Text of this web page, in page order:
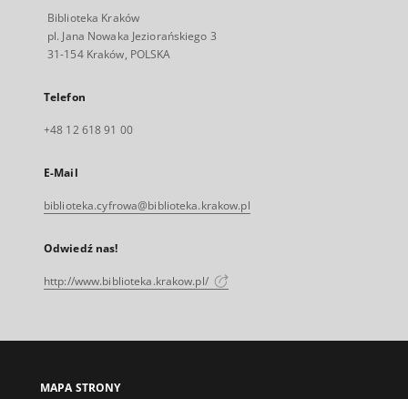
Biblioteka Kraków
pl. Jana Nowaka Jeziorańskiego 3
31-154 Kraków, POLSKA
Telefon
+48 12 618 91 00
E-Mail
biblioteka.cyfrowa@biblioteka.krakow.pl
Odwiedź nas!
http://www.biblioteka.krakow.pl/
MAPA STRONY